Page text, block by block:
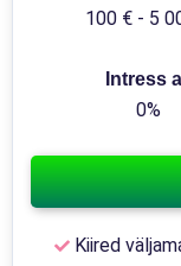
100 € - 5
Intress
0%
Kiired